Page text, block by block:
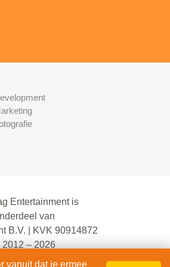
Entertainment is
van
B.V. | KVK 90914872
– 2026
voorbehouden.
vanuit dat je ermee